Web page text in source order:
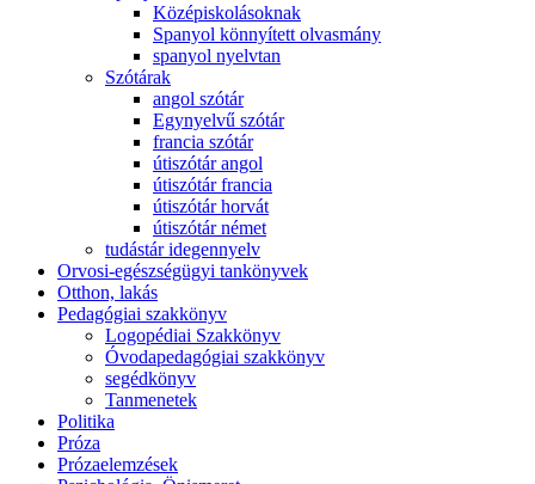
Középiskolásoknak
Spanyol könnyített olvasmány
spanyol nyelvtan
Szótárak
angol szótár
Egynyelvű szótár
francia szótár
útiszótár angol
útiszótár francia
útiszótár horvát
útiszótár német
tudástár idegennyelv
Orvosi-egészségügyi tankönyvek
Otthon, lakás
Pedagógiai szakkönyv
Logopédiai Szakkönyv
Óvodapedagógiai szakkönyv
segédkönyv
Tanmenetek
Politika
Próza
Prózaelemzések